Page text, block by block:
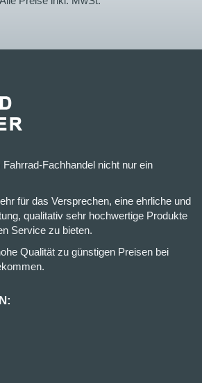
Fachhandel nicht nur ein
für das Versprechen, eine ehrliche und
qualitativ sehr hochwertige Produkte
Service zu bieten.
Qualität zu günstigen Preisen bei